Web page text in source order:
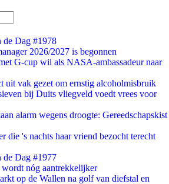
de Dag #1978
2026/2027 is begonnen
G-cup wil als NASA-ambassadeur naar
uit vak gezet om ernstig alcoholmisbruik
bij Duits vliegveld voedt vrees voor
alarm wegens droogte: Gereedschapskist
die 's nachts haar vriend bezocht terecht
de Dag #1977
nóg aantrekkelijker
op de Wallen na golf van diefstal en